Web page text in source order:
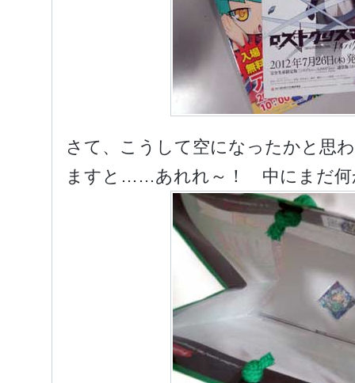
さて、こうして空になったかと思
ますと……あれれ～！ 中にまだ何